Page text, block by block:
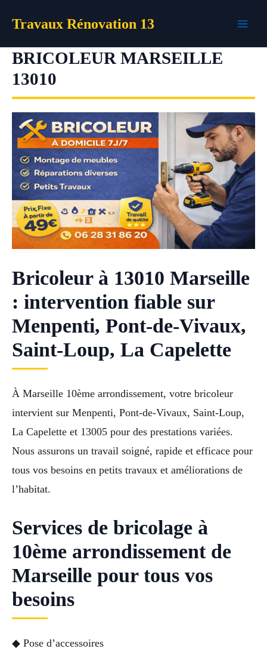
Travaux Rénovation 13
BRICOLEUR MARSEILLE
13010
Bricoleur à 13010 Marseille
: intervention fiable sur
Menpenti, Pont-de-Vivaux,
Saint-Loup, La Capelette
À Marseille 10ème arrondissement, votre bricoleur
intervient sur Menpenti, Pont-de-Vivaux, Saint-Loup,
La Capelette et 13005 pour des prestations variées.
Nous assurons un travail soigné, rapide et efficace pour
tous vos besoins en petits travaux et améliorations de
l’habitat.
Services de bricolage à
10ème arrondissement de
Marseille pour tous vos
besoins
◆ Pose d’accessoires